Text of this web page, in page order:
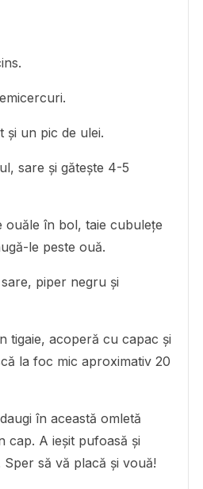
și un pic de ulei.
sare și gătește 4-5
ouăle în bol, taie cubulețe
le peste ouă.
piper negru și
tigaie, acoperă cu capac și
la foc mic aproximativ 20
în această omletă
cap. A ieșit pufoasă și
să vă placă și vouă!